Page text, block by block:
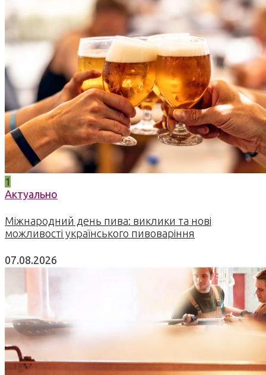
1
Актуально
Міжнародний день пива: виклики та нові
можливості українського пивоваріння
07.08.2026